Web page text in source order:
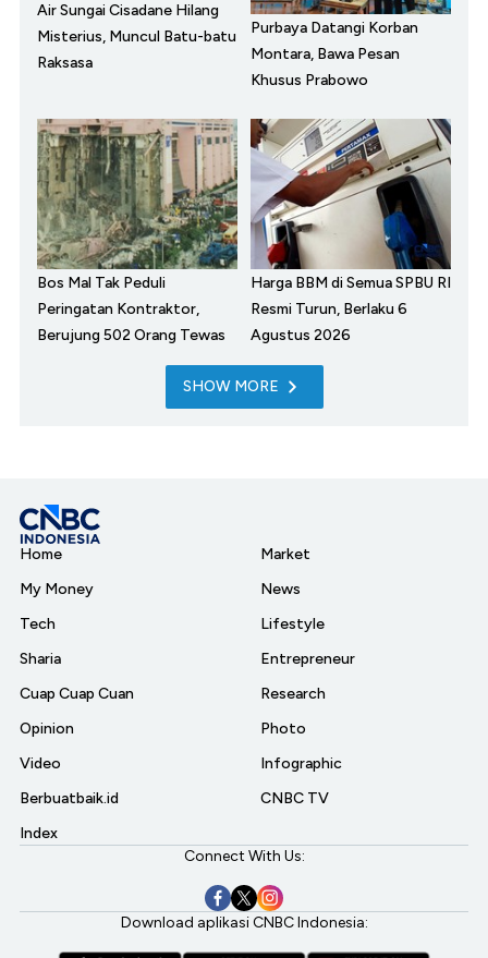
Air Sungai Cisadane Hilang
Misterius, Muncul Batu-batu
Raksasa
Purbaya Datangi Korban
Montara, Bawa Pesan
Khusus Prabowo
Bos Mal Tak Peduli
Peringatan Kontraktor,
Berujung 502 Orang Tewas
Harga BBM di Semua SPBU RI
Resmi Turun, Berlaku 6
Agustus 2026
SHOW MORE
Home
My Money
Tech
Sharia
Cuap Cuap Cuan
Opinion
Video
Berbuatbaik.id
Index
Market
News
Lifestyle
Entrepreneur
Research
Photo
Infographic
CNBC TV
Connect With Us:
Download aplikasi CNBC Indonesia: